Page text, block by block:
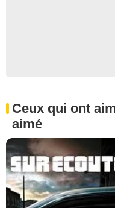
Ceux qui ont
aimé